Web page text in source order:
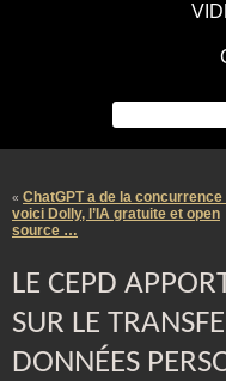
« ChatGPT a de la concurrence
voici Dolly, l’IA gratuite et open
source …
LE CEPD
SUR LE
DONNÉES